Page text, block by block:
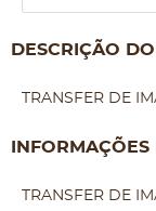
DESCRIÇÃO
TRANSFER DE
TRANSFER DE